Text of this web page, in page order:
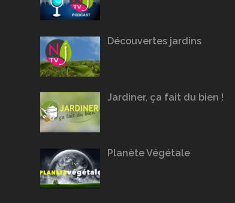
Découvertes jardins
Jardiner, ça fait du bien !
Planète Végétale